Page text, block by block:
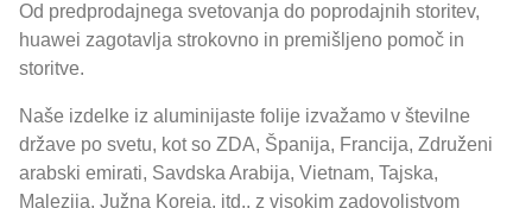
Od predprodajnega svetovanja do poprodajnih storitev,
huawei zagotavlja strokovno in premišljeno pomoč in
storitve.
Naše izdelke iz aluminijaste folije izvažamo v številne
države po svetu, kot so ZDA, Španija, Francija, Združeni
arabski emirati, Savdska Arabija, Vietnam, Tajska,
Malezija, Južna Koreja, itd., z visokim zadovoljstvom